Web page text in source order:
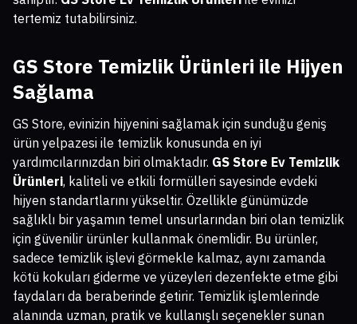
tertemiz tutabilirsiniz.
GS Store Temizlik Ürünleri ile Hijyen
Sağlama
GS Store, evinizin hijyenini sağlamak için sunduğu geniş
ürün yelpazesi ile temizlik konusunda en iyi
yardımcılarınızdan biri olmaktadır. GS Store Ev Temizlik
Ürünleri, kaliteli ve etkili formülleri sayesinde evdeki
hijyen standartlarını yükseltir. Özellikle günümüzde
sağlıklı bir yaşamın temel unsurlarından biri olan temizlik
için güvenilir ürünler kullanmak önemlidir. Bu ürünler,
sadece temizlik işlevi görmekle kalmaz, aynı zamanda
kötü kokuları giderme ve yüzeyleri dezenfekte etme gibi
faydaları da beraberinde getirir. Temizlik işlemlerinde
alanında uzman, pratik ve kullanışlı seçenekler sunan